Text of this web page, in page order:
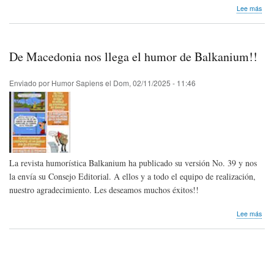
Lee más
De Macedonia nos llega el humor de Balkanium!!
Enviado por Humor Sapiensel Dom, 02/11/2025 - 11:46
La revista humorística Balkanium ha publicado su versión No. 39 y nos
la envía su Consejo Editorial. A ellos y a todo el equipo de realización,
nuestro agradecimiento. Les deseamos muchos éxitos!!
Lee más